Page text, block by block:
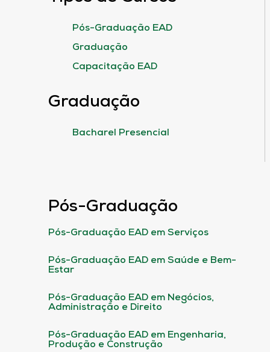
Pós-Graduação EAD
Graduação
Capacitação EAD
Graduação
Bacharel Presencial
Pós-Graduação
Pós-Graduação EAD em Serviços
Pós-Graduação EAD em Saúde e Bem-
Estar
Pós-Graduação EAD em Negócios,
Administração e Direito
Pós-Graduação EAD em Engenharia,
Produção e Construção